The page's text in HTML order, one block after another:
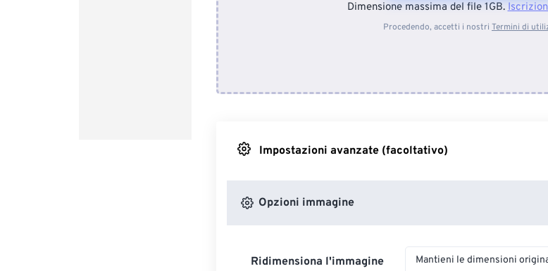
Dal dispositivo
Dimensione massima del file 1GB.
Procedendo, accetti i nostri Termini di
Impostazioni avanzate (facoltativo)
Opzioni immagine
Ridimensiona l'immagine
Mantieni le dimensioni